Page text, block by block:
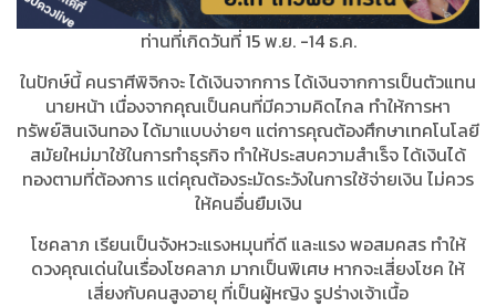
ท่านที่เกิดวันที่ 15 พ.ย. -14 ธ.ค.
ในปักษ์นี้ คนราศีพิจิกจะ ได้เงินจากการ ได้เงินจากการเป็นตัวแทน
นายหน้า เนื่องจากคุณเป็นคนที่มีความคิดไกล ทำให้การหา
ทรัพย์สินเงินทอง ได้มาแบบง่ายๆ แต่การคุณต้องศึกษาเทคโนโลยี
สมัยใหม่มาใช้ในการทำธุรกิจ ทำให้ประสบความสำเร็จ ได้เงินได้
ทองตามที่ต้องการ แต่คุณต้องระมัดระวังในการใช้จ่ายเงิน ไม่ควร
ให้คนอื่นยืมเงิน
โชคลาภ เรียนเป็นจังหวะแรงหมุนที่ดี และแรง พอสมคสร ทำให้
ดวงคุณเด่นในเรื่องโชคลาภ มากเป็นพิเศษ หากจะเสี่ยงโชค ให้
เสี่ยงกับคนสูงอายุ ที่เป็นผู้หญิง รูปร่างเจ้าเนื้อ